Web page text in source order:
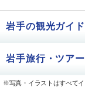
岩手の観光ガイ
岩手旅行・ツア
※写真・イラストはすべて